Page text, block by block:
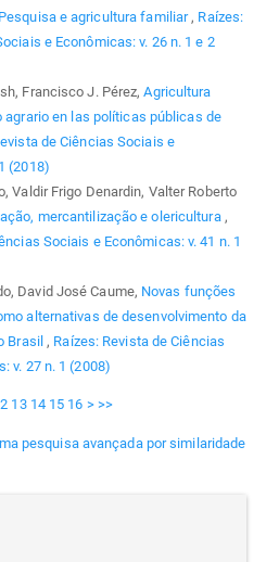
Pesquisa e agricultura familiar, Raízes:
e Econômicas: v. 26 n. 1 e 2
Francisco J. Pérez,Agricultura
en las políticas públicas de
de Ciências Sociais e
(2018)
Valdir Frigo Denardin, Valter Roberto
mercantilização e olericultura ,
Sociais e Econômicas: v. 41 n. 1
David José Caume, Novas funções
alternativas de desenvolvimento da
Brasil, Raízes: Revista de Ciências
v. 27 n. 1 (2008)
13 14 15 16 > >>
pesquisa avançada por similaridade